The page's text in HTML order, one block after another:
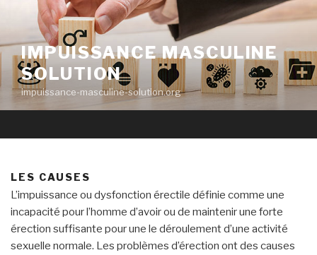
contenu
principal
IMPUISSANCE MASCULINE
SOLUTION
impuissance-masculine-solution.org
LES CAUSES
L’impuissance ou dysfonction érectile définie comme une
incapacité pour l’homme d’avoir ou de maintenir une forte
érection suffisante pour une le déroulement d’une activité
sexuelle normale. Les problèmes d’érection ont des causes